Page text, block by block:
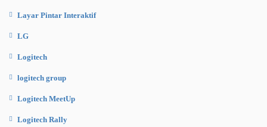
Layar Pintar Interaktif
LG
Logitech
logitech group
Logitech MeetUp
Logitech Rally